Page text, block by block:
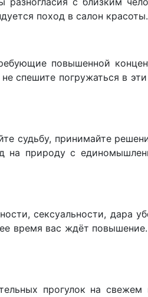
поход в салон красоты.
повышенной
спешите погружаться в
судьбу, принимайте
на природу с
сексуальности,
время вас ждёт
прогулок на